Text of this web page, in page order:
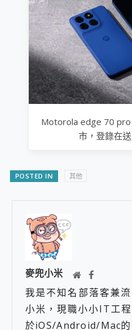
Motorola edge 70
市，登錄在
POSTED IN 其他
麥兜小米
我是不知名部落客兼
小米，現職小小IT工
於iOS/Android/Mac的